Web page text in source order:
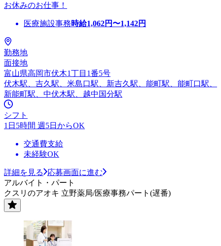
お休みのお仕事！
医療施設事務時給1,062円〜1,142円
勤務地
面接地
富山県高岡市伏木1丁目1番5号
伏木駅、吉久駅、米島口駅、新吉久駅、能町駅、能町口駅、
新能町駅、中伏木駅、越中国分駅
シフト
1日5時間 週5日からOK
交通費支給
未経験OK
詳細を見る
応募画面に進む
アルバイト・パート
クスリのアオキ 立野薬局/医療事務パート(遅番)